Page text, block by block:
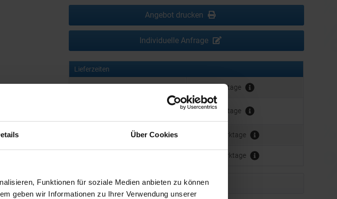
Über Cookies
Funktionen für soziale Medien anbieten zu können
geben wir Informationen zu Ihrer Verwendung unserer
Angebot drucken
Individuelle Anfrage
Lieferzeiten
ca. 10 Werktage
Muster mit Ihrer Werbeanbringung
ca. 10 Werktage
Artikel ohne Werbeanbringung: ca. 3 - 5 Werktage
ca. 3 - 5 Werktage
Muster bestellen